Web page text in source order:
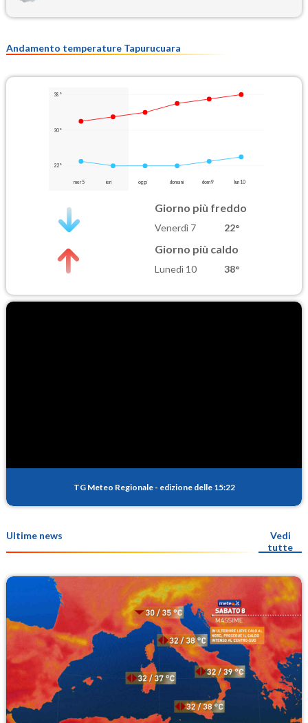
Andamento temperature Tapurucuara
38°
30°
22°
mer 5 ieri oggi domani dom 9 lun 10
Giorno più freddo
Venerdì 7 22°
Giorno più caldo
Lunedì 10 38°
TG Meteo Regionale - edizione delle 15:22
Ultime news
Vedi
tutte